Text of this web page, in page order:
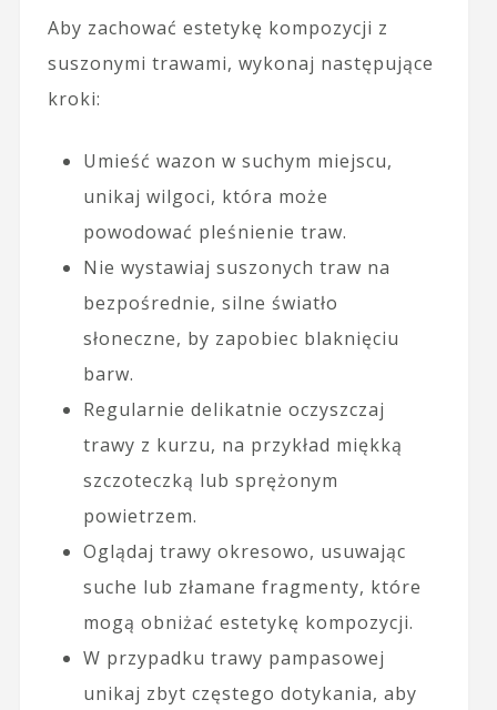
Aby zachować estetykę kompozycji z
suszonymi trawami, wykonaj następujące
kroki:
Umieść wazon w suchym miejscu,
unikaj wilgoci, która może
powodować pleśnienie traw.
Nie wystawiaj suszonych traw na
bezpośrednie, silne światło
słoneczne, by zapobiec blaknięciu
barw.
Regularnie delikatnie oczyszczaj
trawy z kurzu, na przykład miękką
szczoteczką lub sprężonym
powietrzem.
Oglądaj trawy okresowo, usuwając
suche lub złamane fragmenty, które
mogą obniżać estetykę kompozycji.
W przypadku trawy pampasowej
unikaj zbyt częstego dotykania, aby